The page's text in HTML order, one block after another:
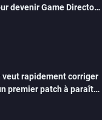
devenir Game Director
rapidement corriger
premier patch à paraître